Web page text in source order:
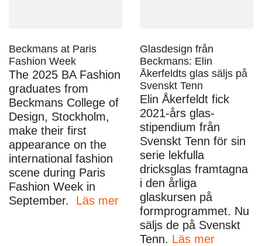
Beckmans at Paris
Fashion Week
The 2025 BA Fashion
graduates from
Beckmans College of
Design, Stockholm,
make their first
appearance on the
international fashion
scene during Paris
Fashion Week in
September. Läs mer
Glasdesign från
Beckmans: Elin
Åkerfeldts glas säljs på
Svenskt Tenn
Elin Åkerfeldt fick
2021-års glas-
stipendium från
Svenskt Tenn för sin
serie lekfulla
dricksglas framtagna
i den årliga
glaskursen på
formprogrammet. Nu
säljs de på Svenskt
Tenn. Läs mer